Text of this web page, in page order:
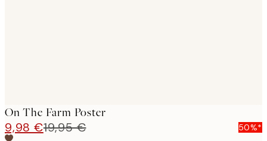
On The Farm Poster
9,98 €19,95 €
50%*